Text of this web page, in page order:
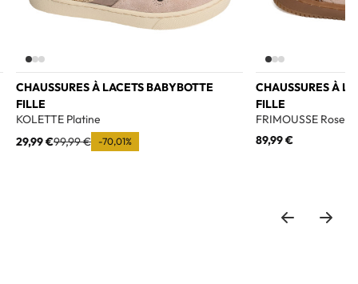
CHAUSSURES À LACETS BABYBOTTE
FILLE
KOLETTE Platine
29,99 €99,99 € -70,01%
CHAUSSURES À
FILLE
FRIMOUSSE Rose
89,99 €